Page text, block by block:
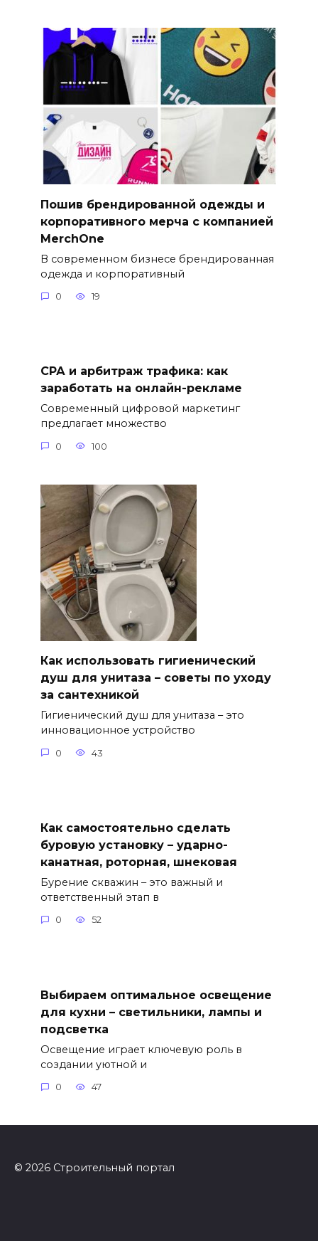
Пошив брендированной одежды и
корпоративного мерча с компанией
MerchOne
В современном бизнесе брендированная
одежда и корпоративный
0 19
СРА и арбитраж трафика: как
заработать на онлайн-рекламе
Современный цифровой маркетинг
предлагает множество
0 100
Как использовать гигиенический
душ для унитаза – советы по уходу
за сантехникой
Гигиенический душ для унитаза – это
инновационное устройство
0 43
Как самостоятельно сделать
буровую установку – ударно-
канатная, роторная, шнековая
Бурение скважин – это важный и
ответственный этап в
0 52
Выбираем оптимальное освещение
для кухни – светильники, лампы и
подсветка
Освещение играет ключевую роль в
создании уютной и
0 47
© 2026 Строительный портал